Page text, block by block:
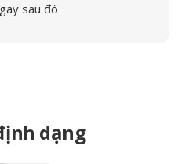
sau đó
dạng